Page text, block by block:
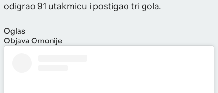
odigrao 91 utakmicu i postigao tri gola.
Oglas
Objava Omonije